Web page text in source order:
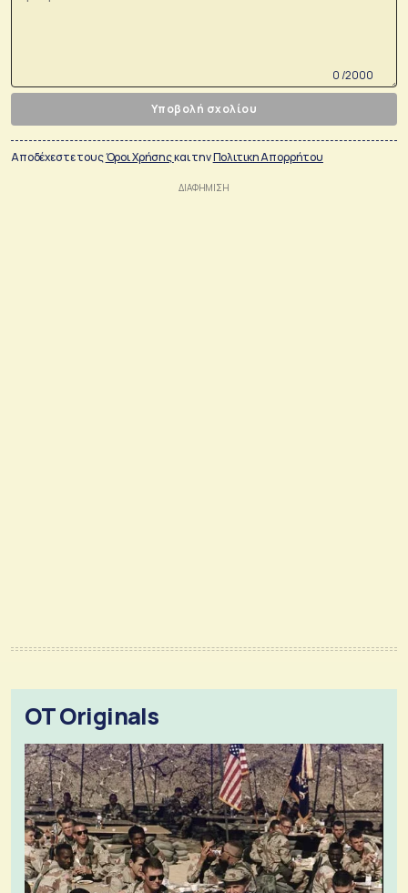
0 /2000
Υποβολή σχολίου
Αποδέχεστε τουςΌροι Χρήσηςκαι τηνΠολιτικη Απορρήτου
OT Originals